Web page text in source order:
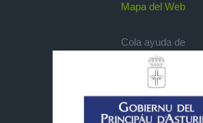
Mapa del Web
Cola ayuda de